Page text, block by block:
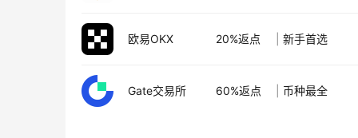
欧易OKX 20%返点 新手首选
Gate交易所 60%返点 币种最全